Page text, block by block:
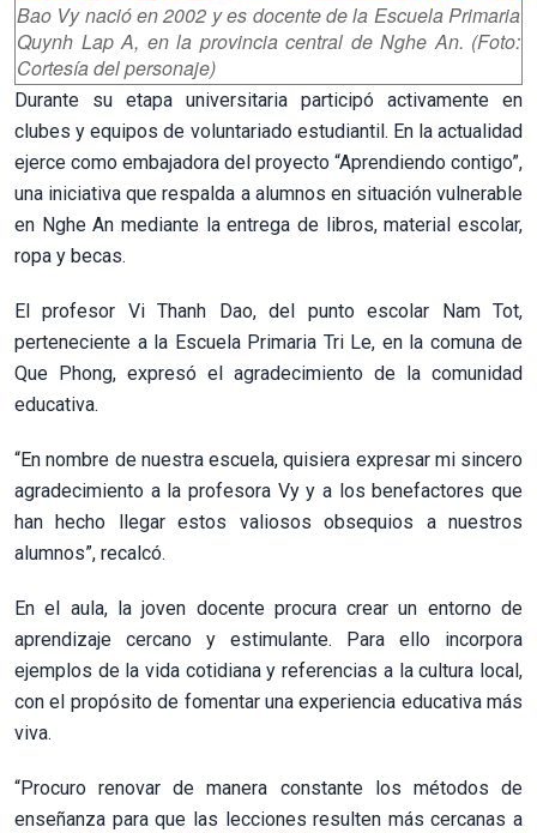
Bao Vy nació en 2002 y es docente de la Escuela Primaria
Quynh Lap A, en la provincia central de Nghe An. (Foto:
Cortesíadel personaje)
Durante su etapa universitaria participó activamente en
clubes y equipos de voluntariado estudiantil. En la actualidad
ejerce como embajadora del proyecto “Aprendiendo contigo”,
una iniciativa que respalda a alumnos en situación vulnerable
en Nghe An mediante la entrega de libros, material escolar,
ropa y becas.
El profesor Vi Thanh Dao, del punto escolar Nam Tot,
perteneciente a la Escuela Primaria Tri Le, en la comuna de
Que Phong, expresó el agradecimiento de la comunidad
educativa.
“En nombre de nuestra escuela, quisiera expresar mi sincero
agradecimiento a la profesora Vy y a los benefactores que
han hecho llegar estos valiosos obsequios a nuestros
alumnos”, recalcó.
En el aula, la joven docente procura crear un entorno de
aprendizaje cercano y estimulante. Para ello incorpora
ejemplos de la vida cotidiana y referencias a la cultura local,
con el propósito de fomentar una experiencia educativa más
viva.
“Procuro renovar de manera constante los métodos de
enseñanza para que las lecciones resulten más cercanas a